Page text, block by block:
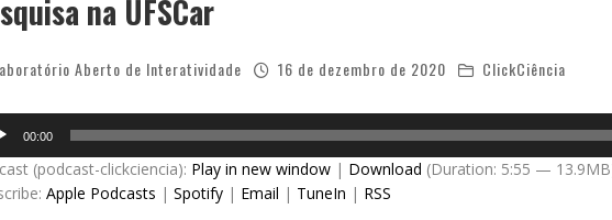
na UFSCar
Aberto de Interatividade 16 de dezembro de 2020 ClickCiência
00:00
(podcast-clickciencia): Play in new window | Download (Duration: 5:55 —
Apple Podcasts | Spotify | Email | TuneIn | RSS